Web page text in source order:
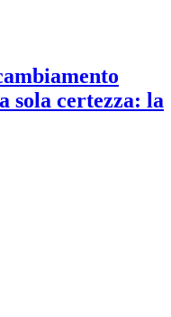
sola certezza: la